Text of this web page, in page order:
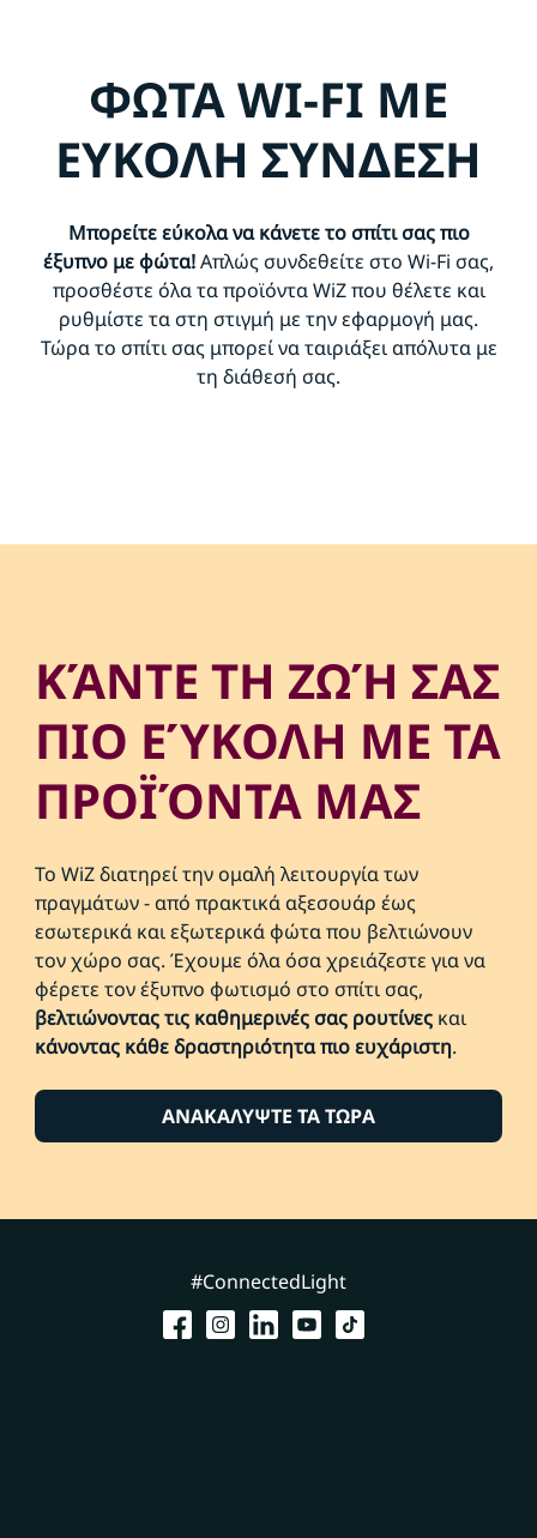
ΦΩΤΑ WI-FI ΜΕ
ΕΥΚΟΛΗ ΣΥΝΔΕΣΗ
Μπορείτε εύκολα να κάνετε το σπίτι σας πιο
έξυπνο με φώτα!Απλώς συνδεθείτε στο Wi-Fi σας,
προσθέστε όλα τα προϊόντα WiZ που θέλετε και
ρυθμίστε τα στη στιγμή με την εφαρμογή μας.
Τώρα το σπίτι σας μπορεί να ταιριάξει απόλυτα με
τη διάθεσή σας.
ΚΆΝΤΕ ΤΗ ΖΩΉ ΣΑΣ
ΠΙΟ ΕΎΚΟΛΗ ΜΕ ΤΑ
ΠΡΟΪΌΝΤΑ ΜΑΣ
Το WiZ διατηρεί την ομαλή λειτουργία των
πραγμάτων - από πρακτικά αξεσουάρ έως
εσωτερικά και εξωτερικά φώτα που βελτιώνουν
τον χώρο σας. Έχουμε όλα όσα χρειάζεστε για να
φέρετε τον έξυπνο φωτισμό στο σπίτι σας,
βελτιώνοντας τις καθημερινές σας ρουτίνεςκαι
κάνοντας κάθε δραστηριότητα πιο ευχάριστη.
ΑΝΑΚΑΛΥΨΤΕ ΤΑ ΤΩΡΑ
#ConnectedLight